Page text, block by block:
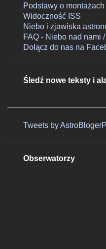
Podstawy o
Widoczność ISS
Niebo i zjawiska
FAQ - Niebo nad nami
Dołącz do nas na
Śledź nowe teksty i
Tweets by
Obserwatorzy